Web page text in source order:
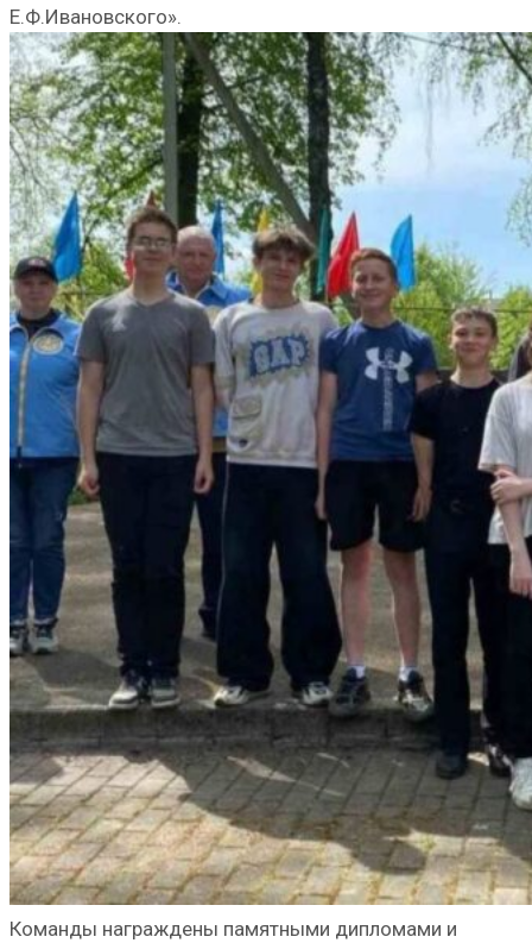
Е.Ф.Ивановского».
Команды награждены памятными дипломами и